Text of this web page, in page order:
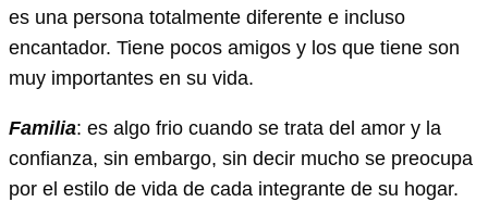
es una persona totalmente diferente e incluso
encantador. Tiene pocos amigos y los que tiene son
muy importantes en su vida.
Familia: es algo frio cuando se trata del amor y la
confianza, sin embargo, sin decir mucho se preocupa
por el estilo de vida de cada integrante de su hogar.